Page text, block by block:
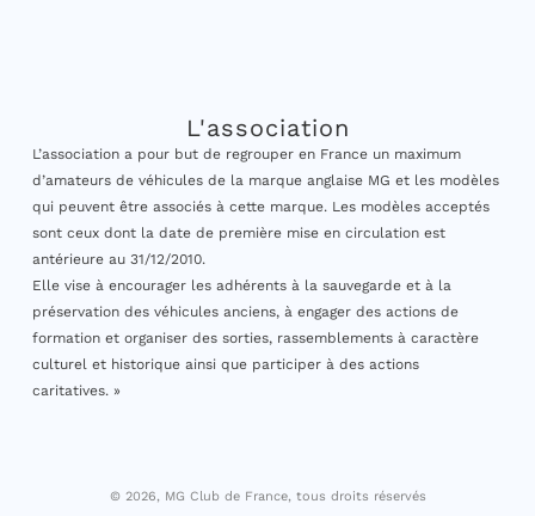
L'association
L’association a pour but de regrouper en France un maximum
d’amateurs de véhicules de la marque anglaise MG et les modèles
qui peuvent être associés à cette marque. Les modèles acceptés
sont ceux dont la date de première mise en circulation est
antérieure au 31/12/2010.
Elle vise à encourager les adhérents à la sauvegarde et à la
préservation des véhicules anciens, à engager des actions de
formation et organiser des sorties, rassemblements à caractère
culturel et historique ainsi que participer à des actions
caritatives. »
© 2026, MG Club de France, tous droits réservés